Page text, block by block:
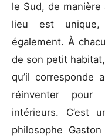
le Sud, de manière
lieu est
également. À
de son petit
qu’il corresponde
réinventer pour
intérieurs. C’est
philosophe